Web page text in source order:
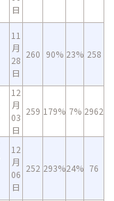
日
11
月
28
日
260 90% 23% 258
12
月
03
日
259 179% 7% 2962
12
月
06
日
252 293%24% 76